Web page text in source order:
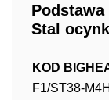
Podstawa
Stal
KOD
F1/ST38-